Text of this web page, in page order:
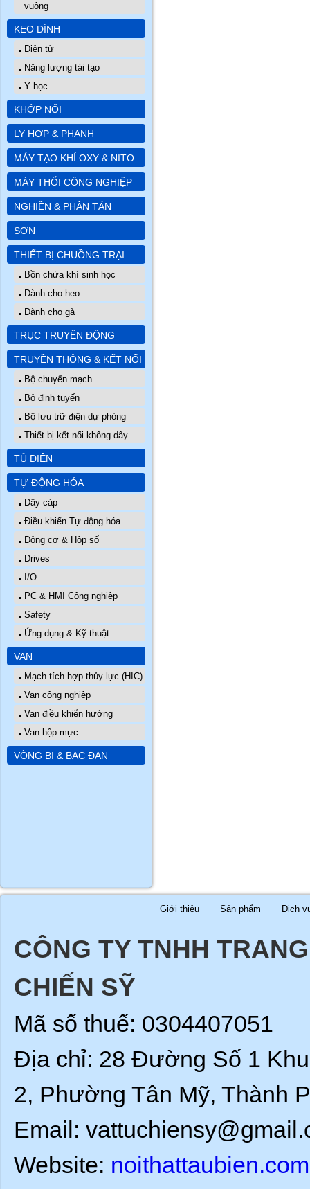
vuông
KEO DÍNH
Điện tử
Năng lượng tái tạo
Y học
KHỚP NỐI
LY HỢP & PHANH
MÁY TẠO KHÍ OXY & NITO
MÁY THỔI CÔNG NGHIỆP
NGHIỀN & PHÂN TÁN
SƠN
THIẾT BỊ CHUỒNG TRẠI
Bồn chứa khí sinh học
Dành cho heo
Dành cho gà
TRỤC TRUYỀN ĐỘNG
TRUYỀN THÔNG & KẾT NỐI
Bộ chuyển mạch
Bộ định tuyến
Bộ lưu trữ điện dự phòng
Thiết bị kết nối không dây
TỦ ĐIỆN
TỰ ĐỘNG HÓA
Dây cáp
Điều khiển Tự động hóa
Động cơ & Hộp số
Drives
I/O
PC & HMI Công nghiệp
Safety
Ứng dụng & Kỹ thuật
VAN
Mạch tích hợp thủy lực (HIC)
Van công nghiệp
Van điều khiển hướng
Van hộp mực
VÒNG BI & BẠC ĐẠN
Giới thiệu Sản phẩm Dịch
CÔNG TY TNHH
CHIẾN SỸ
Mã số thuế: 0304407051
Địa chỉ: 28 Đường Số 1
2, Phường Tân Mỹ, Thành
Email:
Website: noithattaubien.com